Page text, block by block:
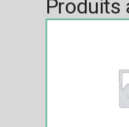
Produits